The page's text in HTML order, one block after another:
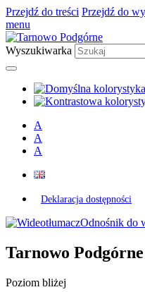
Przejdź do treści Przejdź do
menu
Wyszukiwarka
A
A
A
Deklaracja dostępności
Odnośnik do
Tarnowo Podgórne
Poziom bliżej